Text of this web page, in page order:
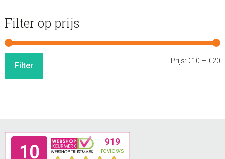
Filter op prijs
Filter Prijs:€10 —€20
Footer